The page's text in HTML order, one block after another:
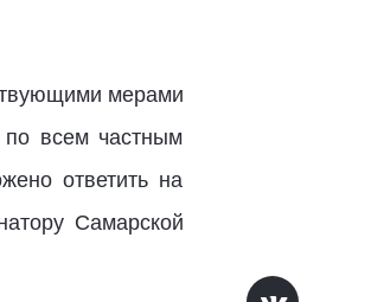
мерами
по всем частным
ответить на
Самарской